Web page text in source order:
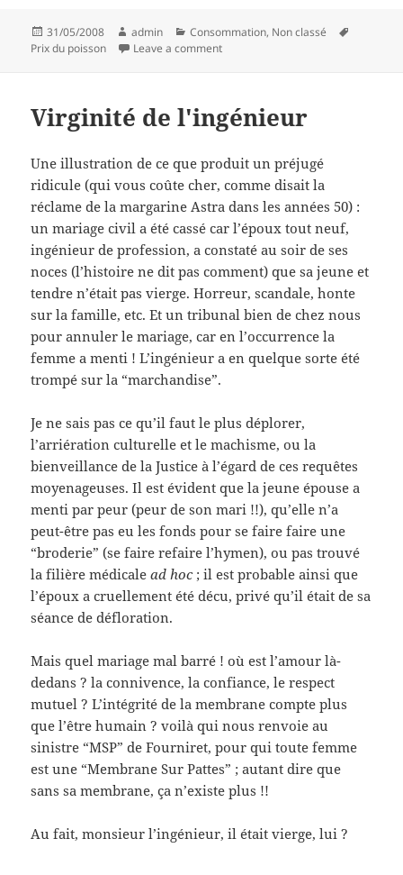
Posted
on
31/05/2008 Author
admin Categories
Consommation, Non classé
Prix du poisson
Leave a commenton Ma raie chère ?
Virginité de l'ingénieur
Une illustration de ce que produit un préjugé
ridicule (qui vous coûte cher, comme disait la
réclame de la margarine Astra dans les années 50) :
un mariage civil a été cassé car l’époux tout neuf,
ingénieur de profession, a constaté au soir de ses
noces (l’histoire ne dit pas comment) que sa jeune et
tendre n’était pas vierge. Horreur, scandale, honte
sur la famille, etc. Et un tribunal bien de chez nous
pour annuler le mariage, car en l’occurrence la
femme a menti ! L’ingénieur a en quelque sorte été
trompé sur la “marchandise”.
Je ne sais pas ce qu’il faut le plus déplorer,
l’arriération culturelle et le machisme, ou la
bienveillance de la Justice à l’égard de ces requêtes
moyenageuses. Il est évident que la jeune épouse a
menti par peur (peur de son mari !!), qu’elle n’a
peut-être pas eu les fonds pour se faire faire une
“broderie” (se faire refaire l’hymen), ou pas trouvé
la filière médicalead hoc; il est probable ainsi que
l’époux a cruellement été décu, privé qu’il était de sa
séance de défloration.
Mais quel mariage mal barré ! où est l’amour là-
dedans ? la connivence, la confiance, le respect
mutuel ? L’intégrité de la membrane compte plus
que l’être humain ? voilà qui nous renvoie au
sinistre “MSP” de Fourniret, pour qui toute femme
est une “Membrane Sur Pattes” ; autant dire que
sans sa membrane, ça n’existe plus !!
Au fait, monsieur l’ingénieur, il était vierge, lui ?